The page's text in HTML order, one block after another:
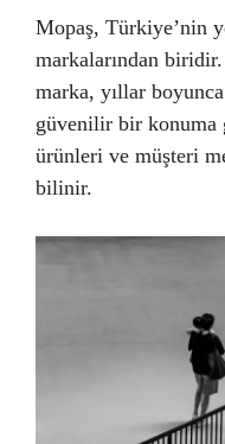
Mopaş, Türkiye’nin
markalarından
marka, yıllar
güvenilir bir
ürünleri ve müşteri
bilinir.